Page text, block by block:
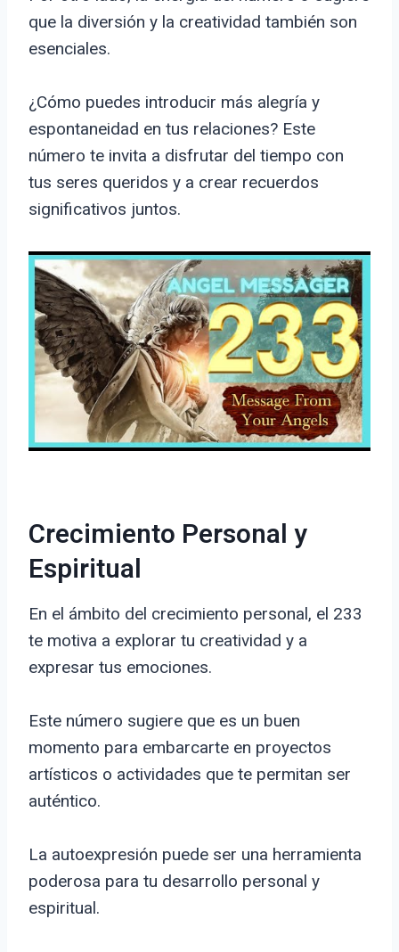
que la diversión y la creatividad también son
esenciales.
¿Cómo puedes introducir más alegría y
espontaneidad en tus relaciones? Este
número te invita a disfrutar del tiempo con
tus seres queridos y a crear recuerdos
significativos juntos.
Crecimiento Personal y
Espiritual
En el ámbito del crecimiento personal, el 233
te motiva a explorar tu creatividad y a
expresar tus emociones.
Este número sugiere que es un buen
momento para embarcarte en proyectos
artísticos o actividades que te permitan ser
auténtico.
La autoexpresión puede ser una herramienta
poderosa para tu desarrollo personal y
espiritual.